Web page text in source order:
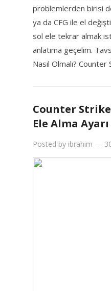
problemlerden birisi
ya da CFG ile el
sol ele tekrar almak
anlatıma geçelim.
Nasıl Olmalı? Counter
Counter
Ele Alma Ayarı
Posted by ibrahim —